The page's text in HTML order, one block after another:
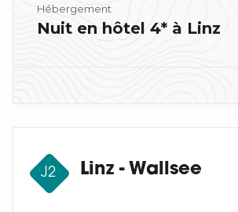
Hébergement
Nuit en hôtel 4* à Linz
J2 Linz - Wallsee